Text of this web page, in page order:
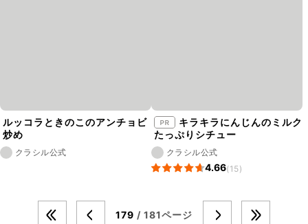
ルッコラときのこのアンチョビ
炒め
クラシル公式
たっぷりシチュー
クラシル公式
4.66(15)
179 / 181ページ